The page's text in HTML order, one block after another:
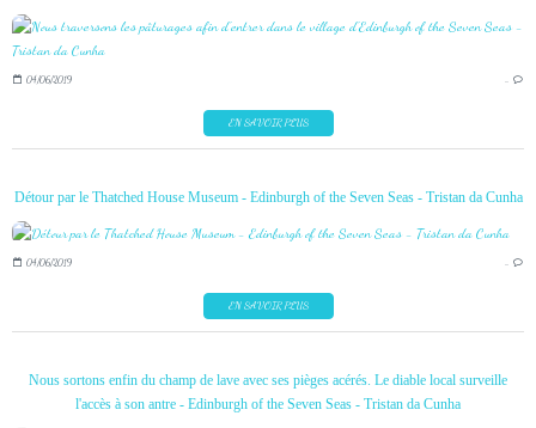
04/06/2019 …
EN SAVOIR PLUS
Détour par le Thatched House Museum - Edinburgh of the Seven Seas - Tristan da Cunha
04/06/2019 …
EN SAVOIR PLUS
Nous sortons enfin du champ de lave avec ses pièges acérés. Le diable local surveille
l'accès à son antre - Edinburgh of the Seven Seas - Tristan da Cunha